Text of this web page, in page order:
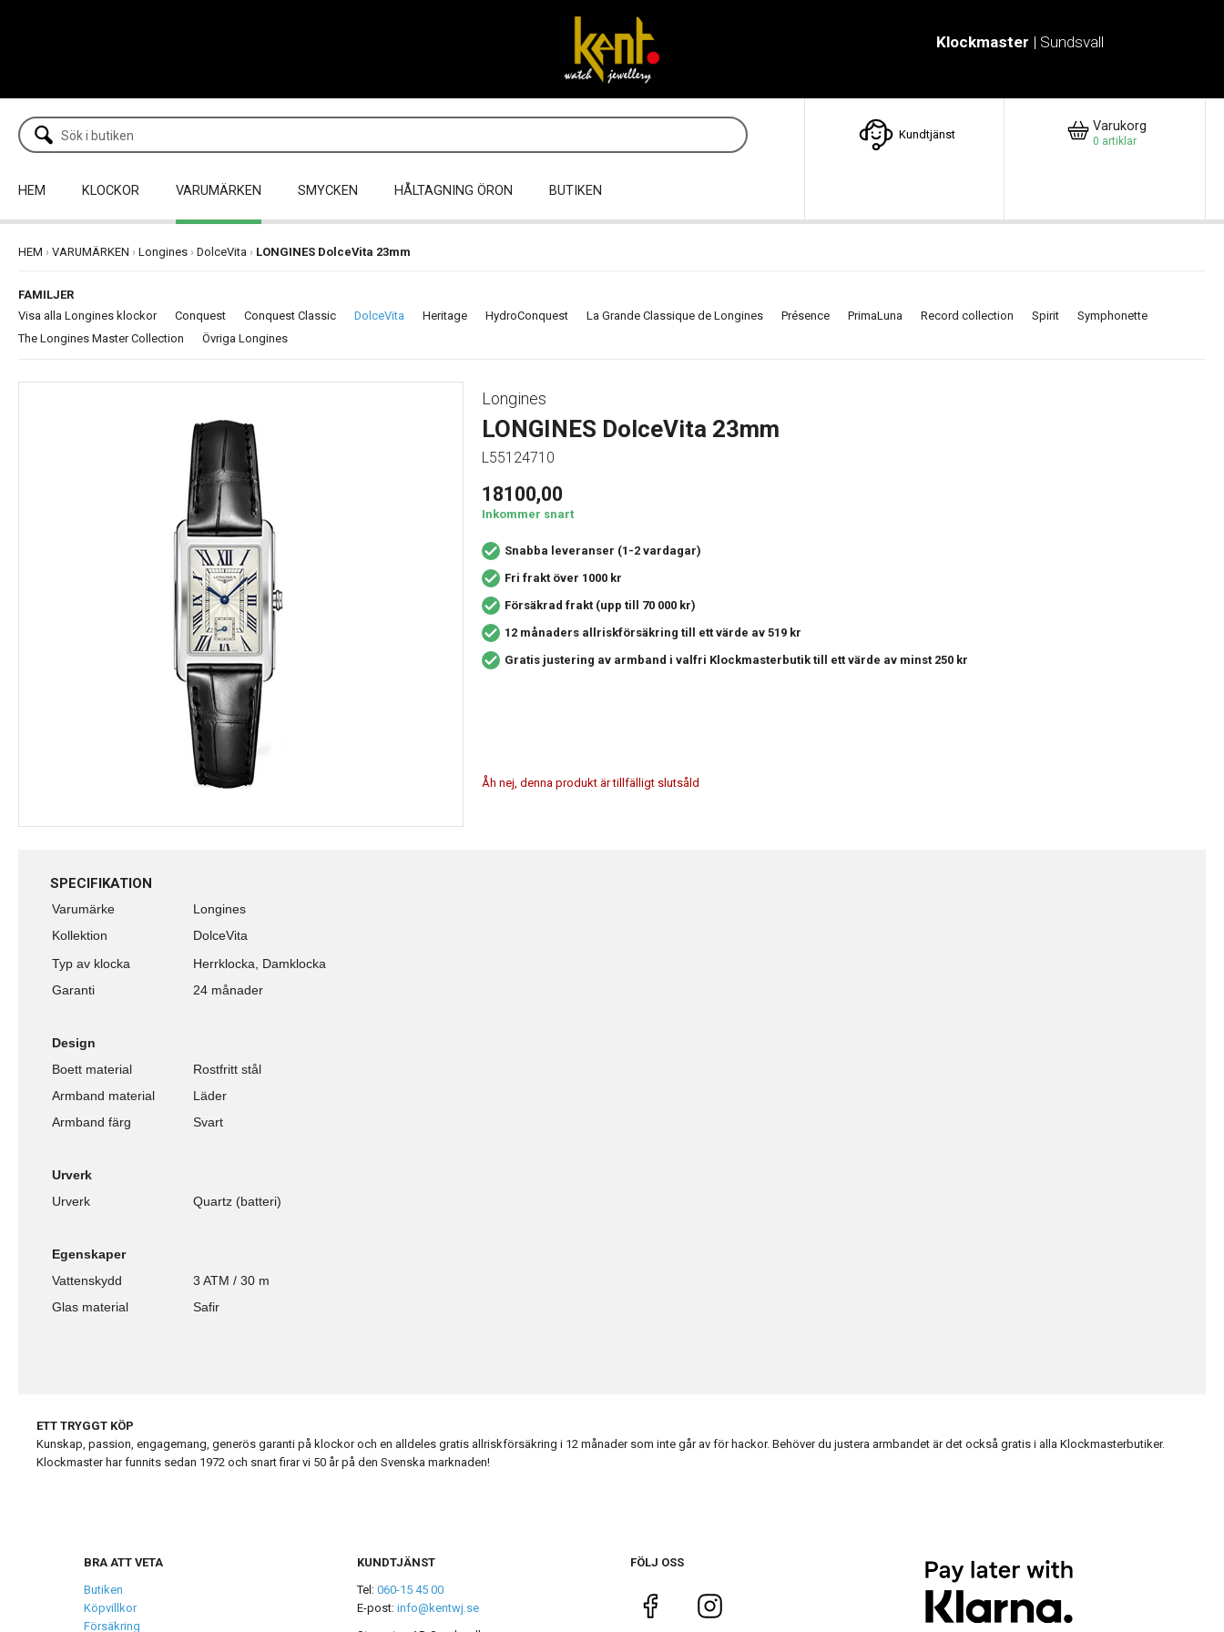
Klockmaster | Sundsvall
Kundtjänst
Varukorg
0 artiklar
HEM KLOCKOR VARUMÄRKEN SMYCKEN HÅLTAGNING ÖRON BUTIKEN
HEM › VARUMÄRKEN › Longines › DolceVita › LONGINES DolceVita 23mm
FAMILJER
Visa alla Longines klockor
Conquest Conquest Classic DolceVita Heritage HydroConquest La Grande Classique de Longines Présence PrimaLuna Record collection Spirit
Symphonette
The Longines Master Collection
Övriga Longines
Longines
LONGINES DolceVita 23mm
L55124710
18100,00
Inkommer snart
Snabba leveranser (1-2 vardagar)
Fri frakt över 1000 kr
Försäkrad frakt (upp till 70 000 kr)
12 månaders allriskförsäkring till ett värde av 519 kr
Gratis justering av armband i valfri Klockmasterbutik till ett värde av minst 250 kr
Åh nej, denna produkt är tillfälligt slutsåld
SPECIFIKATION
Varumärke
Longines
Kollektion
DolceVita
Typ av klocka
Herrklocka, Damklocka
Garanti
24 månader
Design
Boett material
Rostfritt stål
Armband material
Läder
Armband färg
Svart
Urverk
Urverk
Quartz (batteri)
Egenskaper
Vattenskydd
3 ATM / 30 m
Glas material
Safir
ETT TRYGGT KÖP
Kunskap, passion, engagemang, generös garanti på klockor och en alldeles gratis allriskförsäkring i 12 månader som inte går av för hackor. Behöver du justera armbandet är det också gratis i alla Klockmasterbutiker.
Klockmaster har funnits sedan 1972 och snart firar vi 50 år på den Svenska marknaden!
BRA ATT VETA
Butiken
Köpvillkor
Försäkring
KUNDTJÄNST
Tel: 060-15 45 00
E-post: info@kentwj.se
FÖLJ OSS